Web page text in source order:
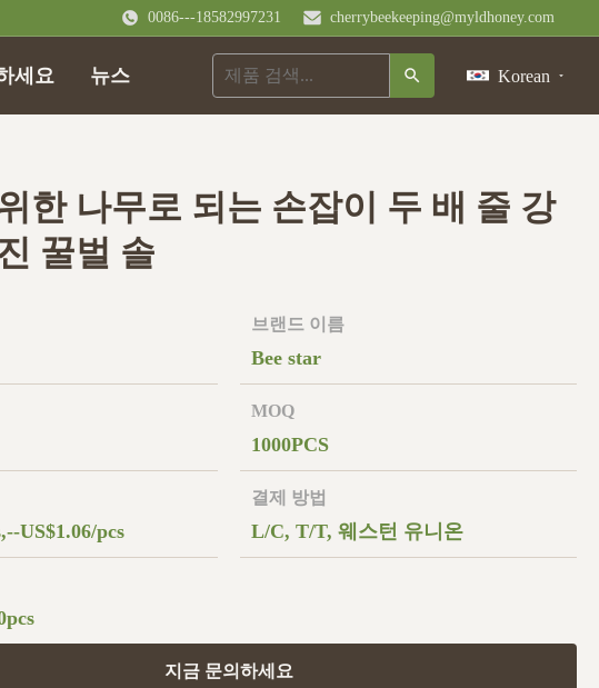
0086---18582997231 cherrybeekeeping@myldhoney.com
세요 뉴스 Korean
한 나무로 되는 손잡이 두 배 줄 강
꿀벌 솔
브랜드 이름
Bee star
MOQ
1000PCS
US$1.06/pcs
결제 방법
L/C, T/T, 웨스턴 유니온
지금 문의하세요